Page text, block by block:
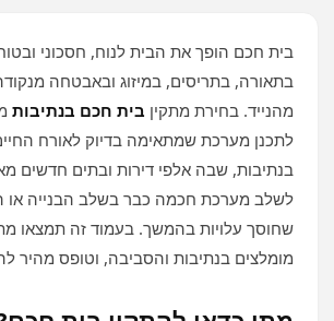
בית חכם הופך את הבית לנוח, חסכוני
בתאורה, בתריסים, במיזוג ובאבטחה
מהנייד. בחירת מתקין בית חכם בנתיבות
לתכנן מערכת שמתאימה בדיוק לאורח
בנתיבות, שבה אלפי דירות ובתים חדשים
לשלב מערכת חכמה כבר בשלב הבנייה או
שחוסך עלויות בהמשך. בעמוד זה תמצאו
מומלצים בנתיבות והסביבה, וטופס מהיר